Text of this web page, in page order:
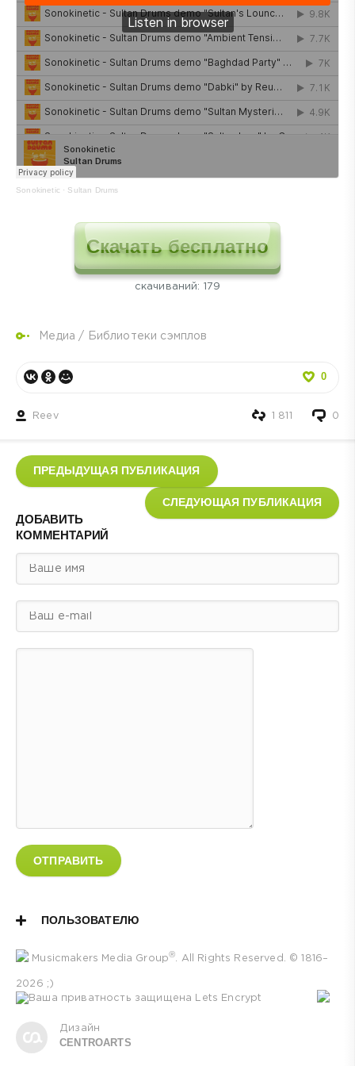
Sonokinetic · Sultan Drums
Скачать бесплатно
cкачиваний: 179
Медиа / Библиотеки сэмплов
0
Reev 0
1 811
ПРЕДЫДУЩАЯ ПУБЛИКАЦИЯ
СЛЕДУЮЩАЯ ПУБЛИКАЦИЯ
ДОБАВИТЬ
КОММЕНТАРИЙ
ОТПРАВИТЬ
ПОЛЬЗОВАТЕЛЮ
Musicmakers Media Group®. All Rights Reserved. © 1816–
2026 ;)
Дизайн
CENTROARTS